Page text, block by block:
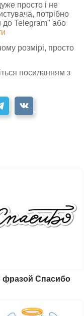
просто і не
потрібно
до Telegram" або
розмірі, просто
посиланням з
фразой Спасибо